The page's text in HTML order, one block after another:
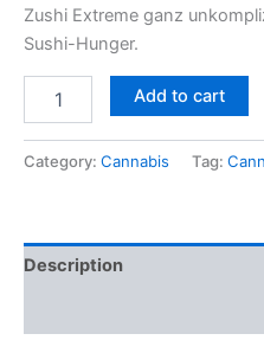
Zushi Extreme ganz
Sushi-Hunger.
Add to cart
Category: Cannabis Tag:
Description